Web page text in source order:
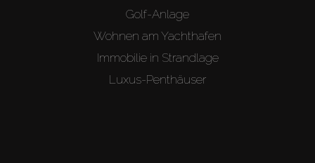
Golf-Anlage
Wohnen am Yachthafen
Immobilie in Strandlage
Luxus-Penthäuser